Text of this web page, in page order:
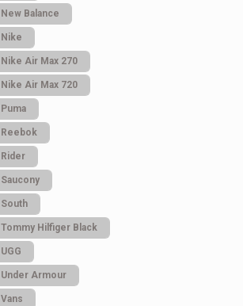
New Balance
Nike
Nike Air Max 270
Nike Air Max 720
Puma
Reebok
Rider
Saucony
South
Tommy Hilfiger Black
UGG
Under Armour
Vans